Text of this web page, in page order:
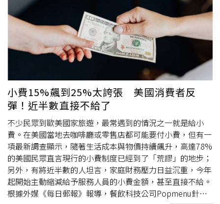
是重要因素。弱勢日圓使其成為廉價融資貨幣，可投入土耳
其里拉、印度股市或委內瑞拉債券等高收益資產。對此，市
場分析師和外匯交易專家Nick Twidale也分析，即使存在日
本政府干預匯市的風險，市場仍偏好使用日圓進行套利交
易。他甚至認為，1年內達到200並非不可能。這也促使部
分投資人加碼日圓空頭，即使面臨日本可能動用高達1.09兆
美元外匯儲備進行干預的風險。日本曾在4月28日至5月27
日期間投入創紀錄的11.73兆日圓支撐匯率。在2022年與
2024年的干預中，效果同樣短暫，隨後日圓又繼續走弱。
金融服務公司「Monex Group」主管Jesper Koll近日接受
《彭博電視台》採訪時則指出：「日本當局目前是否存在底
線？坦白說，我認為還沒有。」他補充道：「從政策角度來
看，他們非常清楚地認識到，首先，日本必須繼續推行擴張
性財政政策，同時溫和地提高利率。因此，實際上，我們正​​
朝著200日元的目標邁進。」
言，若以這趟訪美行程來看，只能用「自取
其辱、慘不忍
睹」八個字形容，而國民黨如今對無人機政策，似乎露出起
義來歸意味？吳思瑤指出，無人機不僅是國防重要的產業，
「無藍綠之分」。她表示，民進黨樂見國民黨願意在無人機
發展議題上「起義來歸」，無論是預算編列或法制建構，都
期待朝野共同支持。不過，吳思瑤也提醒，支持不能一方面
提出國民黨版本法案，另一方面卻將行政院版或民進黨立委
提出的無人機特別條例排除在議程之外。她強調，若真心支
持無人機產業與國防發展，歡迎各黨派共同合作促成。
小費15%飆到25%太誇張 美國消費者反
彈！近半數直接不給了
不少民眾到歐美國家旅遊，最常遇到的情況之一就是給小
費。在美國當地去咖啡廳或零售店都可能要付小費，但有一
項最新調查顯示，隨著生活成本與物價持續飆升，高達78%
的美國民眾直言現行的小費制度已經到了「荒謬」的地步；
另外，有將近半數的人坦言，家庭財務壓力日益沉重，今年
起開始主動縮減給予服務人員的小費金額，甚至直接不給。
根據外媒《每日郵報》報導，餐飲科技公司Popmenu針對